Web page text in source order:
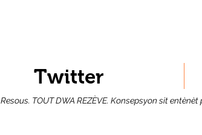
Twitter
TOUT DWA REZÈVE. Konsepsyon sit entènèt